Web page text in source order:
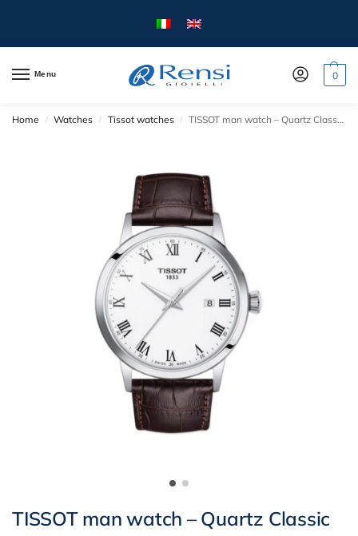
Menu 0
Home / Watches / Tissot watches / TISSOT man watch – Quartz Classic Dream collection – 42 mm – Steel case Leather strap – White dial
TISSOT man watch – Quartz Classic